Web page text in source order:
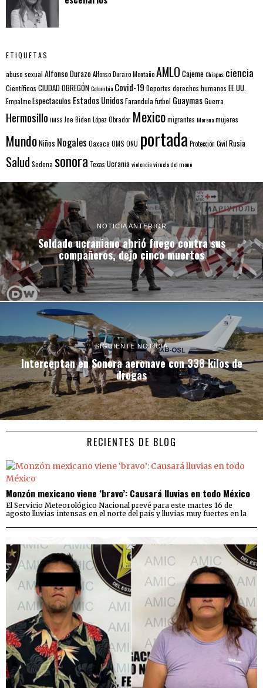
ETIQUETAS
abuso sexual Alfonso DurazoAlfonso Durazo MontañoAMLO CajemeChiapas ciencia
Científicos CIUDAD OBREGÓNColombia Covid-19 Deportes derechos humanos EE.UU.
EmpalmeEspectaculos Estados UnidosFarandulafutbol GuaymasGuerra
Hermosillo IMSS Joe Biden López Obrador Mexicomigrantes Morenamujeres
MundoNiños Nogales Oaxaca OMS ONU portada Protección Civil Rusia
Salud Sedena sonora Texas Ucraniaviolenciaviruela del mono
NOTICIA ANTERIOR
Soldado ucraniano abrió fuego contra sus
compañeros, dejo cinco muertos
SIGUIENTE NOTICIA
Interceptan en Sonora aeronave con 338 kilos de
drogas
RECIENTES DE BLOG
Monzón mexicano viene ‘bravo’: Causará lluvias en todo México
El Servicio Meteorológico Nacional prevé para este martes 16 de
agosto lluvias intensas en el norte del país y lluvias muy fuertes en la